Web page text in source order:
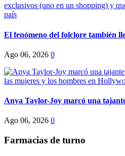
El fenómeno del folclore también
Ago 06, 2026 0
Anya Taylor-Joy marcó una
Ago 06, 2026 0
Farmacias de turno